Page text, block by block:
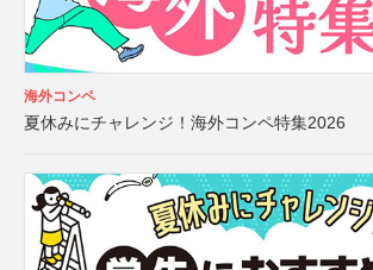
海外コンペ
夏休みにチャレンジ！海外コンペ特集2026